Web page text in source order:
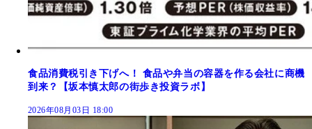
食品消費税引き下げへ！ 食品や弁当の容器を作る会社に商機
到来？【坂本慎太郎の街歩き投資ラボ】
2026年08月03日 18:00